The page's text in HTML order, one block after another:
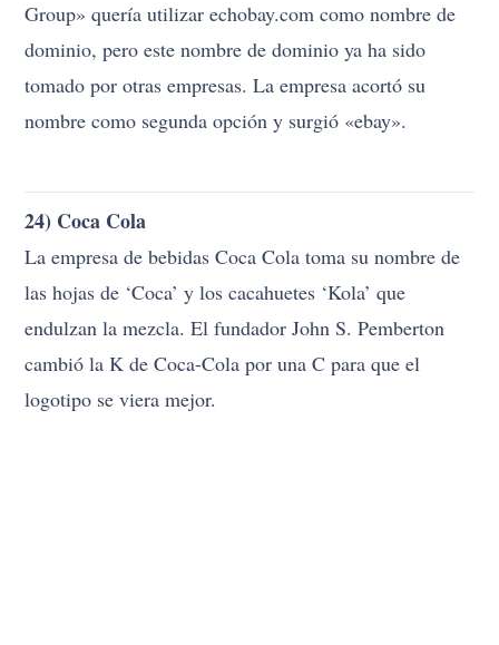
24) Coca Cola
La empresa de bebidas Coca Cola toma su nombre de
las hojas de ‘Coca’ y los cacahuetes ‘Kola’ que
cambió la K de Coca-Cola por una C para que el
logotipo se viera mejor.